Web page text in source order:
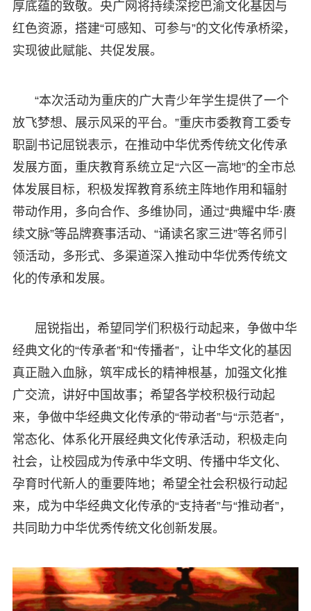
厚底蕴的致敬。央广网将持续深挖巴渝文化基因与
红色资源，搭建“可感知、可参与”的文化传承桥梁，
实现彼此赋能、共促发展。
“本次活动为重庆的广大青少年学生提供了一个
放飞梦想、展示风采的平台。”重庆市委教育工委专
职副书记屈锐表示，在推动中华优秀传统文化传承
发展方面，重庆教育系统立足“六区一高地”的全市总
体发展目标，积极发挥教育系统主阵地作用和辐射
带动作用，多向合作、多维协同，通过“典耀中华·赓
续文脉”等品牌赛事活动、“诵读名家三进”等名师引
领活动，多形式、多渠道深入推动中华优秀传统文
化的传承和发展。
屈锐指出，希望同学们积极行动起来，争做中华
经典文化的“传承者”和“传播者”，让中华文化的基因
真正融入血脉，筑牢成长的精神根基，加强文化推
广交流，讲好中国故事；希望各学校积极行动起
来，争做中华经典文化传承的“带动者”与“示范者”，
常态化、体系化开展经典文化传承活动，积极走向
社会，让校园成为传承中华文明、传播中华文化、
孕育时代新人的重要阵地；希望全社会积极行动起
来，成为中华经典文化传承的“支持者”与“推动者”，
共同助力中华优秀传统文化创新发展。